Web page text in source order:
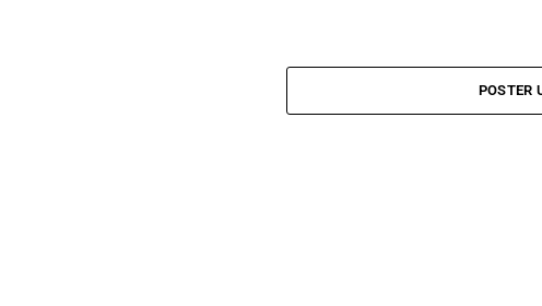
POSTER